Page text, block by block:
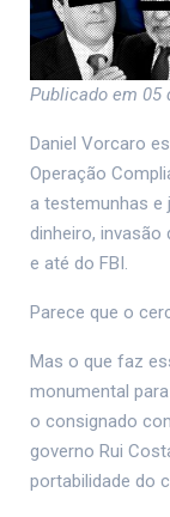
Publicado em 05
Daniel Vorcaro
Operação
a testemunhas e
dinheiro, invasão
e até do FBI.
Parece que o
Mas o que faz
monumental
o consignado
governo Rui
portabilidade do